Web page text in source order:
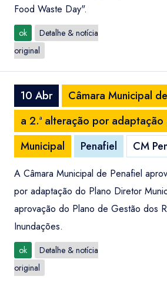
Food Waste Day".
ok
Detalhe & notícia
original
10 Abr
Câmara Municipal
a 2.ª alteração por
Municipal
Penafiel CM
A Câmara Municipal de Penafiel
por adaptação do Plano Diretor
aprovação do Plano de Gestão dos
Inundações.
ok
Detalhe & notícia
original